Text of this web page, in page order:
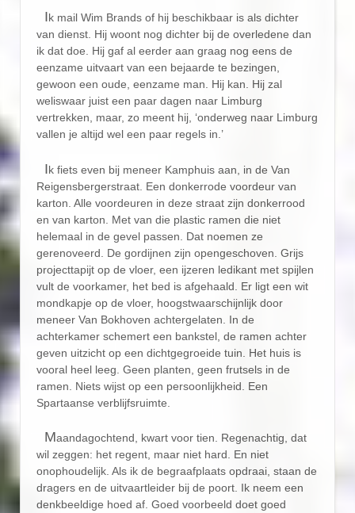
Ik mail Wim Brands of hij beschikbaar is als dichter
van dienst. Hij woont nog dichter bij de overledene dan
ik dat doe. Hij gaf al eerder aan graag nog eens de
eenzame uitvaart van een bejaarde te bezingen,
gewoon een oude, eenzame man. Hij kan. Hij zal
weliswaar juist een paar dagen naar Limburg
vertrekken, maar, zo meent hij, ‘onderweg naar Limburg
vallen je altijd wel een paar regels in.’
Ik fiets even bij meneer Kamphuis aan, in de Van
Reigensbergerstraat. Een donkerrode voordeur van
karton. Alle voordeuren in deze straat zijn donkerrood
en van karton. Met van die plastic ramen die niet
helemaal in de gevel passen. Dat noemen ze
gerenoveerd. De gordijnen zijn opengeschoven. Grijs
projecttapijt op de vloer, een ijzeren ledikant met spijlen
vult de voorkamer, het bed is afgehaald. Er ligt een wit
mondkapje op de vloer, hoogstwaarschijnlijk door
meneer Van Bokhoven achtergelaten. In de
achterkamer schemert een bankstel, de ramen achter
geven uitzicht op een dichtgegroeide tuin. Het huis is
vooral heel leeg. Geen planten, geen frutsels in de
ramen. Niets wijst op een persoonlijkheid. Een
Spartaanse verblijfsruimte.
Maandagochtend, kwart voor tien. Regenachtig, dat
wil zeggen: het regent, maar niet hard. En niet
onophoudelijk. Als ik de begraafplaats opdraai, staan de
dragers en de uitvaartleider bij de poort. Ik neem een
denkbeeldige hoed af. Goed voorbeeld doet goed